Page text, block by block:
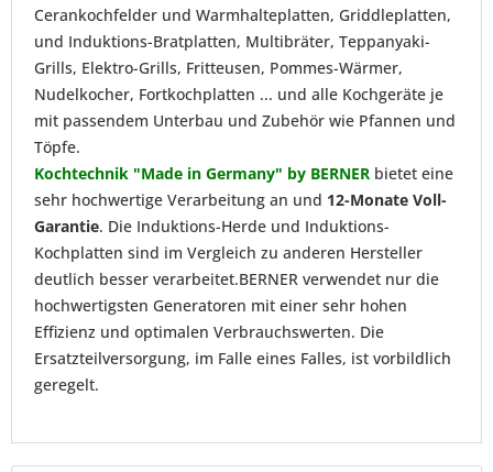
Cerankochfelder und Warmhalteplatten, Griddleplatten,
und Induktions-Bratplatten, Multibräter, Teppanyaki-
Grills, Elektro-Grills, Fritteusen, Pommes-Wärmer,
Nudelkocher, Fortkochplatten ... und alle Kochgeräte je
mit passendem Unterbau und Zubehör wie Pfannen und
Töpfe.
Kochtechnik "Made in Germany" by BERNER bietet eine
sehr hochwertige Verarbeitung an und 12-Monate Voll-
Garantie. Die Induktions-Herde und Induktions-
Kochplatten sind im Vergleich zu anderen Hersteller
deutlich besser verarbeitet.BERNER verwendet nur die
hochwertigsten Generatoren mit einer sehr hohen
Effizienz und optimalen Verbrauchswerten. Die
Ersatzteilversorgung, im Falle eines Falles, ist vorbildlich
geregelt.